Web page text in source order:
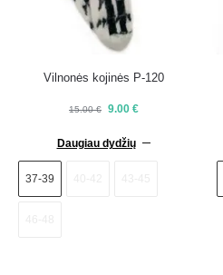
Vilnonės kojinės P-120
15.00€ 9.00 €
Daugiau dydžių
37-39